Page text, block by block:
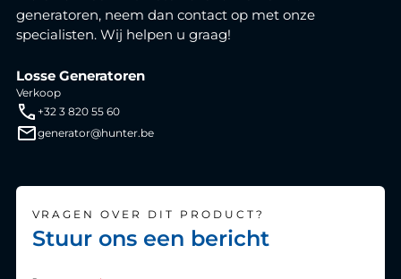
generatoren, neem dan contact op met onze
specialisten. Wij helpen u graag!
Losse Generatoren
Verkoop
+32 3 820 55 60
generator@hunter.be
VRAGEN OVER DIT PRODUCT?
Stuur ons een bericht